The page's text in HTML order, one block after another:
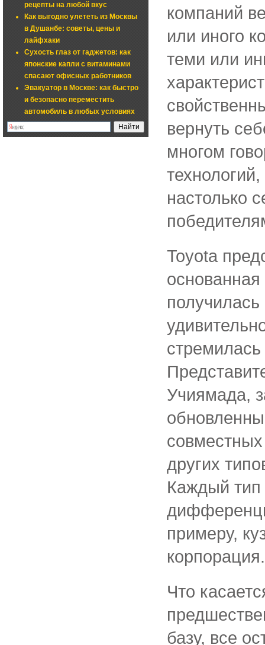
рецепты на любой вкус
Как выгодно улететь из Москвы
в Душанбе: советы, цены и
лайфхаки
Сухость глаз от гаджетов: как
японские капли с витаминами
спасают офисных работников
Эвакуатор в Москве: как быстро
и безопасно переместить
автомобиль в любых условиях
компаний
или иного
теми или
вернуть
многом
настолько
Toyota
Учиямада,
других
Каждый тип
примеру,
корпорация.
Что
базу, все